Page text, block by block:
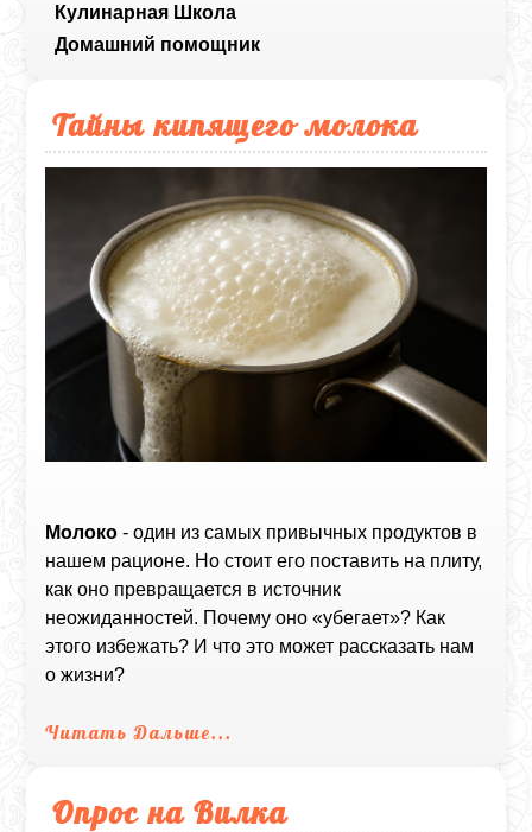
Кулинарная Школа
Домашний помощник
Тайны кипящего молока
Молоко - один из самых привычных продуктов в
нашем рационе. Но стоит его поставить на плиту,
как оно превращается в источник
неожиданностей. Почему оно «убегает»? Как
этого избежать? И что это может рассказать нам
о жизни?
Читать Дальше...
Опрос на Вилка